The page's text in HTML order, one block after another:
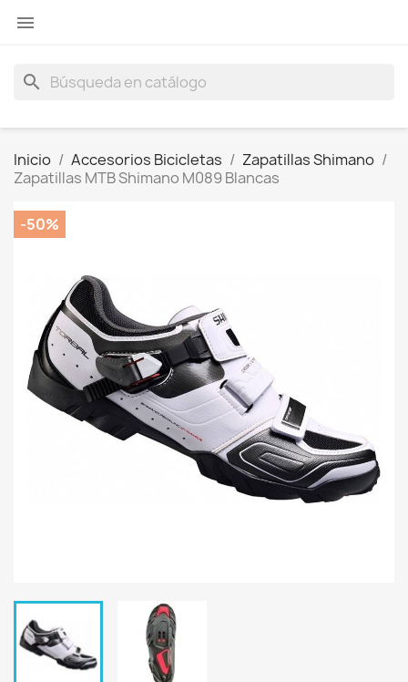

search
Inicio Accesorios Bicicletas
Zapatillas Shimano
Zapatillas MTB Shimano M089 Blancas
-50%